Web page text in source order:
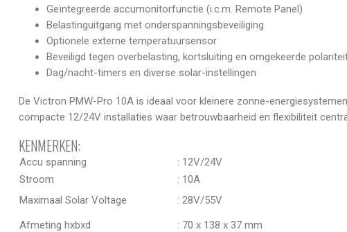
Geïntegreerde accumonitorfunctie (i.c.m. Remote Panel)
Belastinguitgang met onderspanningsbeveiliging
Optionele externe temperatuursensor
Beveiligd tegen overbelasting, kortsluiting en omgekeerde
Dag/nacht-timers en diverse solar-instellingen
De Victron PMW-Pro 10A is ideaal voor kleinere zonne-
compacte 12/24V installaties waar betrouwbaarheid en flexibiliteit
KENMERKEN:
Accu spanning
: 12V/24V
Stroom
: 10A
Maximaal Solar Voltage
: 28V/55V
Afmeting hxbxd
: 70 x 138 x 37 mm